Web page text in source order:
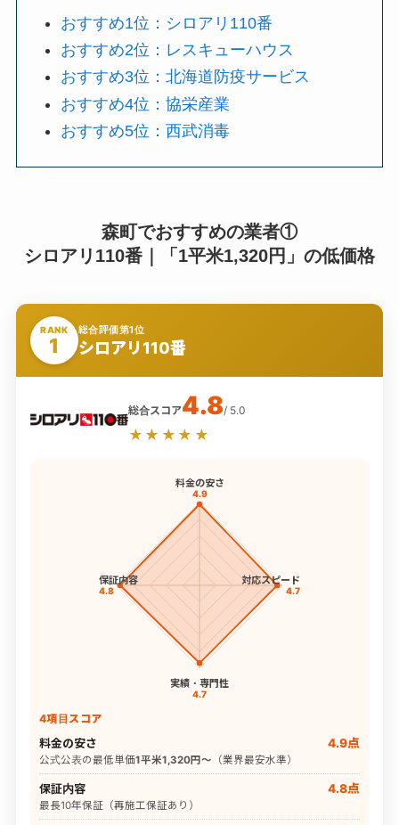
おすすめ1位：シロアリ110番
おすすめ2位：レスキューハウス
おすすめ3位：北海道防疫サービス
おすすめ4位：協栄産業
おすすめ5位：西武消毒
森町でおすすめの業者①
シロアリ110番｜「1平米1,320円」の低価格
RANK
1
総合評価第1位
シロアリ110番
総合スコア4.8/ 5.0
★★★★★
料金の安さ
4.9
対応スピード
4.7
実績・専門性
4.7
保証内容
4.8
4項目スコア
料金の安さ 4.9点
公式公表の最低単価1平米1,320円〜 （業界最安水準）
保証内容 4.8点
最長10年保証（再施工保証あり）